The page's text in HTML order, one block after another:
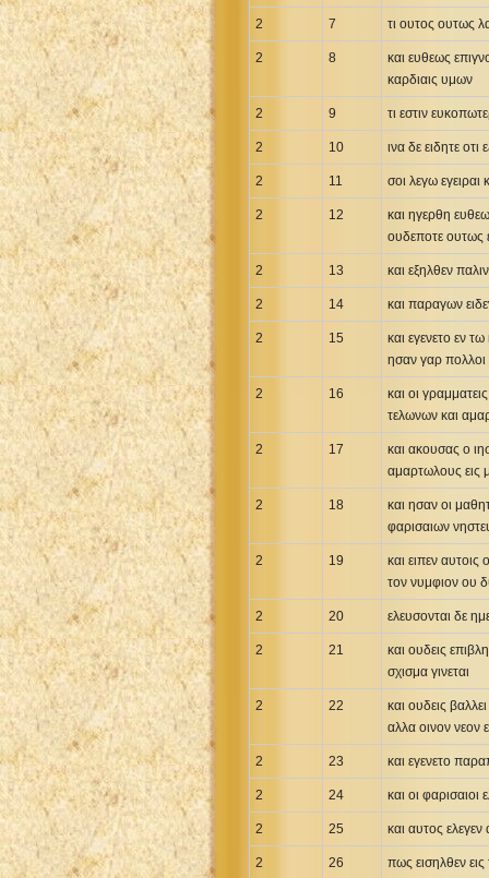
2 7 τι ουτος ουτως
2 8
και ευθεως
καρδιαις υμων
2 9 τι εστιν
2 10 ινα δε ειδητε
2 11 σοι λεγω
2 12
και ηγερθη
ουδεποτε ουτως
2 13 και εξηλθεν
2 14 και παραγων
2 15
και εγενετο εν
ησαν γαρ
2 16
και οι
τελωνων και
2 17
και ακουσας ο
αμαρτωλους εις
2 18
και ησαν οι
φαρισαιων
2 19
και ειπεν
τον νυμφιον ου
2 20 ελευσονται δε
2 21
και ουδεις
σχισμα γινεται
2 22
και ουδεις
αλλα οινον νεον
2 23 και εγενετο
2 24 και οι φαρισαιοι
2 25 και αυτος ελεγεν
2 26
πως εισηλθεν